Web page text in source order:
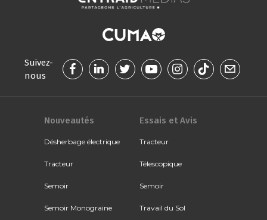
Suivez-
nous
Nouveautés
Désherbage électrique
Tracteur
Semoir
Semoir Monograine
Essais et Avis
Tracteur
Télescopique
Semoir
Travail du Sol